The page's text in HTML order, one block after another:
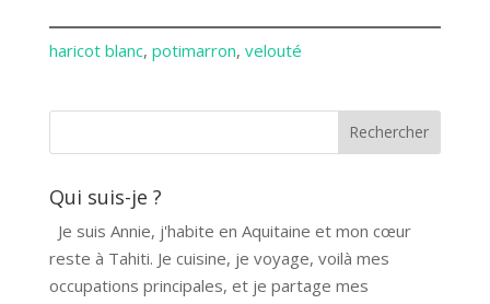
haricot blanc, potimarron, velouté
Qui suis-je ?
Je suis Annie, j'habite en Aquitaine et mon cœur
reste à Tahiti. Je cuisine, je voyage, voilà mes
occupations principales, et je partage mes